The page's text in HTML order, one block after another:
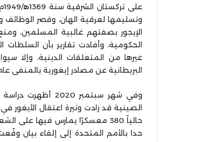
وتسليمها لعرقية الهان، وقصر
الإيجور بصفتهم غالبية المسلمين،
الحكومية، وأفادت تقارير بأن
غيرها من المتعلقات الدينية، وإلا
البريطانية عن مصادر إيغورية بالمنفى عام
وفي شهر سبتمبر
الصينية قد زادت وتيرة اعتقال
حالياً 380 معسكرًا يمارس فيها